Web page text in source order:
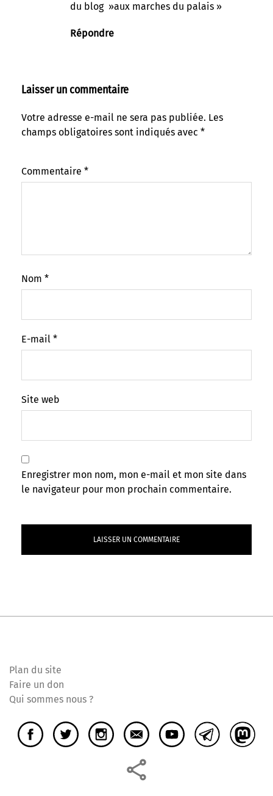
du blog »aux marches du palais »
Répondre
Laisser un commentaire
Votre adresse e-mail ne sera pas publiée. Les
champs obligatoires sont indiqués avec *
Commentaire *
Nom *
E-mail *
Site web
Enregistrer mon nom, mon e-mail et mon site dans
le navigateur pour mon prochain commentaire.
Plan du site
Faire un don
Qui sommes nous ?